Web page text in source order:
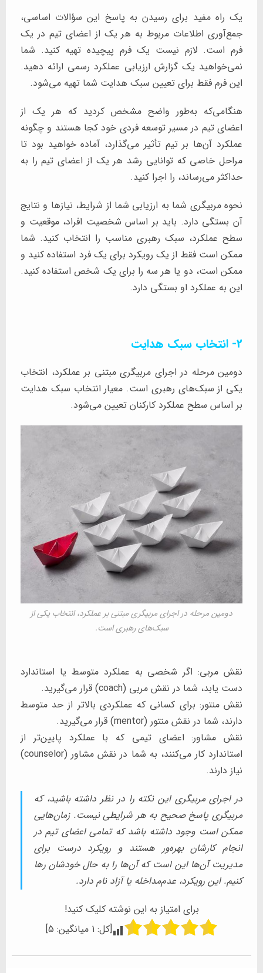
یک راه مفید برای رسیدن به پاسخ این سؤالات اساسی،
جمع‌آوری اطلاعات مربوط به هر یک از اعضای تیم در یک
فرم است. لازم نیست یک فرم پیچیده تهیه کنید. شما
نمی‌خواهید یک گزارش ارزیابی عملکرد رسمی ارائه دهید.
این فرم فقط برای تعیین سبک هدایت شما تهیه می‌شود.
هنگامی‌که به‌طور واضح مشخص کردید که هر یک از
اعضای تیم در مسیر توسعه فردی خود کجا هستند و چگونه
عملکرد آن‌ها بر تیم تأثیر می‌گذارد، آماده خواهید بود تا
مراحل خاصی که توانایی رشد هر یک از اعضای تیم را به
حداکثر می‌رساند، را اجرا کنید.
نحوه مربیگری شما به ارزیابی شما از شرایط، نیازها و نتایج
آن بستگی دارد. باید بر اساس شخصیت افراد، موقعیت و
سطح عملکرد، سبک رهبری مناسب را انتخاب کنید. شما
ممکن است فقط از یک رویکرد برای یک فرد استفاده کنید و
ممکن است، دو یا هر سه را برای یک شخص استفاده کنید.
این به عملکرد او بستگی دارد.
2- انتخاب سبک هدایت
دومین مرحله در اجرای مربیگری مبتنی بر عملکرد، انتخاب
یکی از سبک‌های رهبری است. معیار انتخاب سبک هدایت
بر اساس سطح عملکرد کارکنان تعیین می‌شود.
دومین مرحله در اجرای مربیگری مبتنی بر عملکرد، انتخاب یکی از
سبک‌های رهبری است.
نقش مربی: اگر شخصی به عملکرد متوسط یا استاندارد
دست یابد، شما در نقش مربی (coach) قرار می‌گیرید.
نقش منتور: برای کسانی که عملکردی بالاتر از حد متوسط
دارند، شما در نقش منتور (mentor) قرار می‌گیرید.
نقش مشاور: اعضای تیمی که با عملکرد پایین‌تر از
استاندارد کار می‌کنند، به شما در نقش مشاور (counselor)
نیاز دارند.
در اجرای مربیگری این نکته را در نظر داشته باشید، که
مربیگری پاسخ صحیح به هر شرایطی نیست. زمان‌هایی
ممکن است وجود داشته باشد که تمامی اعضای تیم در
انجام کارشان بهره‌ور هستند و رویکرد درست برای
مدیریت آن‌ها این است که آن‌ها را به حال خودشان رها
کنیم. این رویکرد، عدم‌مداخله یا آزاد نام دارد.
برای امتیاز به این نوشته کلیک کنید!
[کل:1 میانگین: 5
]